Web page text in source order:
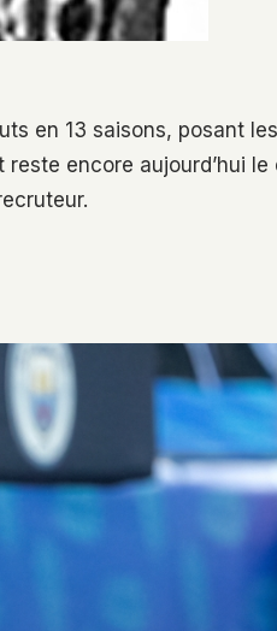
en 13 saisons, posant
encore aujourd’hui